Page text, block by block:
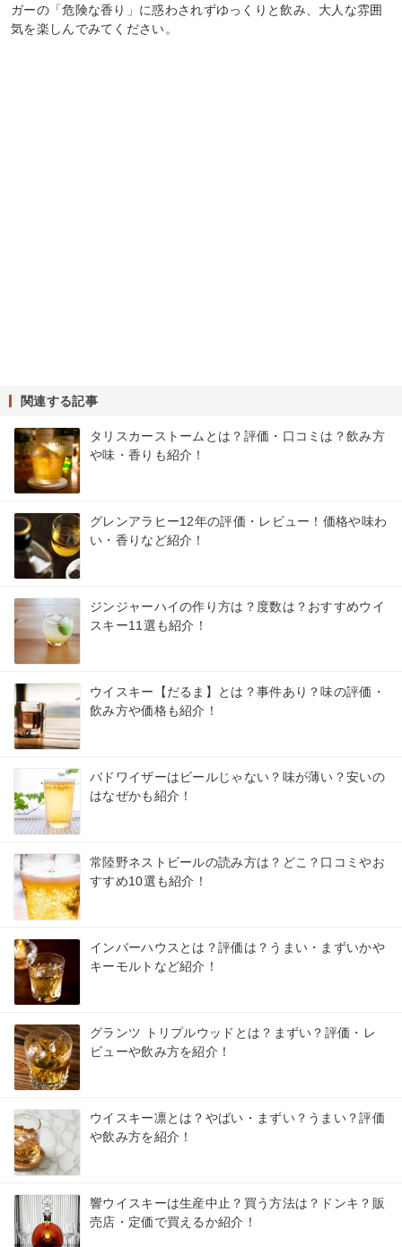
ガーの「危険な香り」に惑わされずゆっくりと飲み、大人な雰囲
気を楽しんでみてください。
関連する記事
タリスカーストームとは？評価・口コミは？飲み方
や味・香りも紹介！
グレンアラヒー12年の評価・レビュー！価格や味わ
い・香りなど紹介！
ジンジャーハイの作り方は？度数は？おすすめウイ
スキー11選も紹介！
ウイスキー【だるま】とは？事件あり？味の評価・
飲み方や価格も紹介！
バドワイザーはビールじゃない？味が薄い？安いの
はなぜかも紹介！
常陸野ネストビールの読み方は？どこ？口コミやお
すすめ10選も紹介！
インバーハウスとは？評価は？うまい・まずいかや
キーモルトなど紹介！
グランツ トリプルウッドとは？まずい？評価・レ
ビューや飲み方を紹介！
ウイスキー凛とは？やばい・まずい？うまい？評価
や飲み方を紹介！
響ウイスキーは生産中止？買う方法は？ドンキ？販
売店・定価で買えるか紹介！